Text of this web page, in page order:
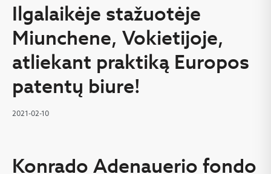
Ilgalaikėje stažuotėje
Miunchene, Vokietijoje,
atliekant praktiką Europos
patentų biure!
2021-02-10
Konrado Adenauerio fondo